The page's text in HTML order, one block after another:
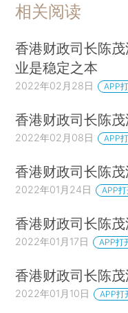
相关阅读
香港财政司长陈
业是稳定之本
2022年02月28日 APP
香港财政司长陈
2022年02月08日 APP
香港财政司长陈茂
2022年01月24日 APP
香港财政司长陈
2022年01月17日 APP打
香港财政司长陈
2022年01月10日 APP打